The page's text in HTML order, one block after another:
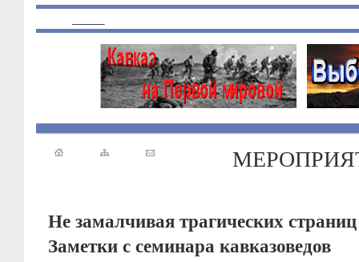
Не замалчивая трагических
Заметки с семинара кавказоведов